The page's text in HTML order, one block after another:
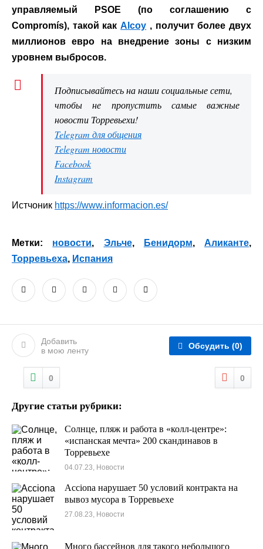
управляемый PSOE (по соглашению с
Compromís), такой какAlcoy , получит более двух
миллионов евро на внедрение зоны с низким
уровнем выбросов.
Подписывайтесь на наши социальные сети,
чтобы не пропустить самые важные
новости Торревьехи!
Telegram для общения
Telegram новости
Facebook
Instagram
Истчоник https://www.informacion.es/
Метки: новости, Эльче, Бенидорм, Аликанте,
Торревьеха, Испания
Добавить
в мою ленту
Обсудить (0)
0 0
Другие статьи рубрики:
Солнце, пляж и работа в «колл-центре»:
«испанская мечта» 200 скандинавов в
Торревьехе
04.07.23, Новости
Acciona нарушает 50 условий контракта на
вывоз мусора в Торревьехе
27.08.23, Новости
Много бассейнов для такого небольшого